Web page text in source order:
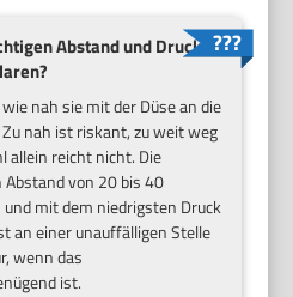
Abstand und Druck
nah sie mit der Düse an die
nah ist riskant, zu weit weg
allein reicht nicht. Die
von 20 bis 40
mit dem niedrigsten Druck
an einer unauffälligen Stelle
wenn das
ist.